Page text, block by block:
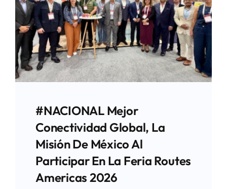
#NACIONAL Mejor
Conectividad Global, La
Misión De México Al
Participar En La Feria Routes
Americas 2026